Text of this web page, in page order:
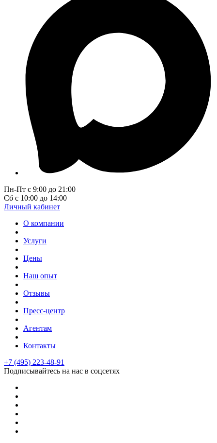
Пн-Пт с 9:00 до 21:00
Сб с 10:00 до 14:00
Личный кабинет
О компании
Услуги
Цены
Наш опыт
Отзывы
Пресс-центр
Агентам
Контакты
+7 (495) 223-48-91
Подписывайтесь на нас в соцсетях